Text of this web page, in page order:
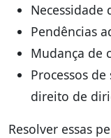
Necessidade
Pendências
Mudança de
Processos
direito de
Resolver essas